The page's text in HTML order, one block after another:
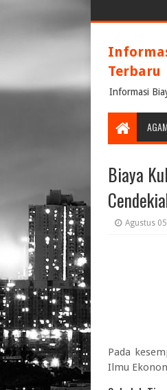
Terbaru
Informasi
Biaya
Agustus
Pada
Ilmu